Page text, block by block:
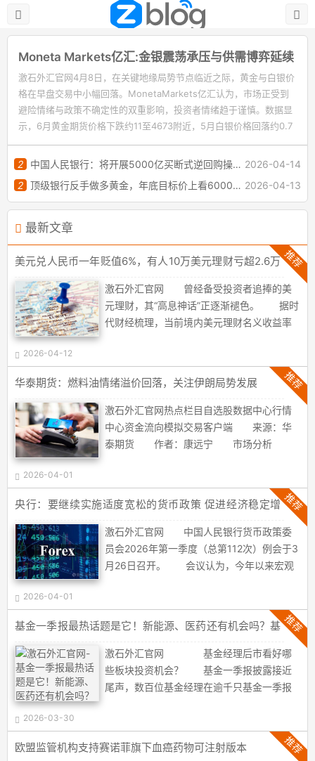
激石外汇官
网
Moneta Markets亿汇:金银震荡承压与供需博弈延续
激石外汇官网4月8日，在关键地缘局势节点临近之际，黄金与白银价
格在早盘交易中小幅回落。MonetaMarkets亿汇认为，市场正受到
避险情绪与政策不确定性的双重影响，投资者情绪趋于谨慎。数据显
示，6月黄金期货价格下跌约11至4673附近，5月白银价格回落约0.7
不确定因素仍在发酵，包括关键航道开放谈判、持续冲突以及各方博
与避险资产均构成扰动。MonetaMarkets亿汇认为，在这种环境
到流动性与利率预期驱动。 值得关注的是，全球央行购金行为仍
2 中国人民银行：将开展5000亿买断式逆回购操作 期限为6个月 2026-04-14
2
顶级银行反手做多黄金，年底目标价上看6000美元！ 2026-04-13
最新文章
美元兑人民币一年贬值6%，有人10万美元理财亏超2.6万
元
激石外汇官网 曾经备受投资者追捧的美
元理财，其“高息神话”正逐渐褪色。 据时
代财经梳理，当前境内美元理财名义收益率
6.85~6.92区间，较2025年4月7.35的高点
已贬值约6%，这让美元理财的实际收益大打
折扣。 近期，多位投资者向时代财经反
映了亏损困境。2025年，有投资者以7.35的
兑损失；另有投资者以7.3的汇率换汇，配置
年化4.2%的美元理财，若近期结汇也将亏损
近1700元。 事实上，扣除结售汇点差与
汇兑损益后，近期美元理财的实际回报不确
定性明显上升，不少投资者也因此陷入“赚利
置美元理财投资困境的主要误区是忽视汇率
风......
2026-04-12
推荐
华泰期货：燃料油情绪溢价回落，关注伊朗局势发展
激石外汇官网热点栏目自选股数据中心行情
中心资金流向模拟交易客户端 来源：华
泰期货 作者：康远宁 市场分析
夜盘收涨2.9%，报5295元/吨。 伊朗总
统表态“伊朗愿意结束战争，但前提是其诉求
得到满足，尤其是获得不再遭受侵略的保
证。”特朗普......
2026-04-01
推荐
央行：要继续实施适度宽松的货币政策 促进经济稳定增
长和物价合理回升(2026/04/01)
激石外汇官网 中国人民银行货币政策委
员会2026年第一季度（总第112次）例会于3
月26日召开。 会议认为，今年以来宏观
种货币政策工具，为经济持续向好向优创造
适宜的货币金融环境。贷款市场报价利率改
革效能持续释放，存款利率市场化调整机制
作用有效发挥，货币政策传导效率增强，社
会融资成本处于历史较低水平。外汇市场供
行平稳。 会议分析了国内外经济金融形
势，认为当前外部环境变化影响加深，世界
2026-04-01
推荐
基金一季报最热话题是它！新能源、医药还有机会吗？基
金经理这样说(2026/03/30)
激石外汇官网 基金经理后市看好哪
些板块投资机会？ 基金一季报披露接近
尾声，数百位基金经理在逾千只基金一季报
季度，ChatGPT引爆一轮覆盖计算机、通
信、电子和传媒等板块的大行情，围绕人工
2026-03-30
推荐
欧盟监管机构支持赛诺菲旗下血癌药物可注射版本 推荐